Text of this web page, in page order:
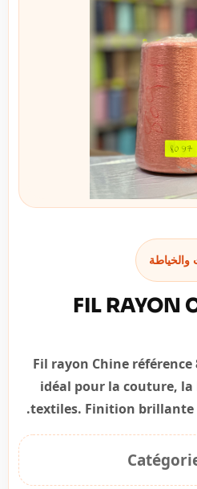
FIL RAYON
Fil rayon Chine
idéal pour la couture,
textiles. Finition brillante